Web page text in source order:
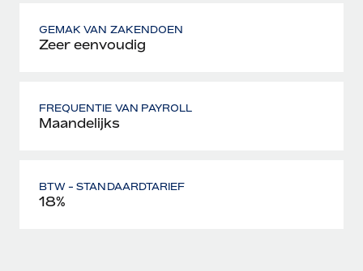
GEMAK VAN ZAKENDOEN
Zeer eenvoudig
FREQUENTIE VAN PAYROLL
Maandelijks
BTW - STANDAARDTARIEF
18%